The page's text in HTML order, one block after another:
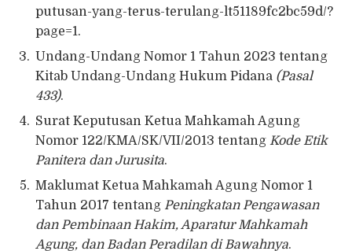
putusan-yang-terus-terulang-lt51189fc2bc59d/?
page=1.
Undang-Undang Nomor 1 Tahun 2023 tentang
Kitab Undang-Undang Hukum Pidana (Pasal
433).
Surat Keputusan Ketua Mahkamah Agung
Nomor 122/KMA/SK/VII/2013 tentang Kode Etik
Panitera dan Jurusita.
Maklumat Ketua Mahkamah Agung Nomor 1
Tahun 2017 tentang Peningkatan Pengawasan
dan Pembinaan Hakim, Aparatur Mahkamah
Agung, dan Badan Peradilan di Bawahnya.